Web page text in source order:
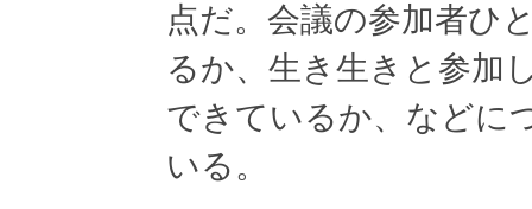
点だ。会議の参加者ひ
るか、生き生きと参加
できているか、などに
いる。